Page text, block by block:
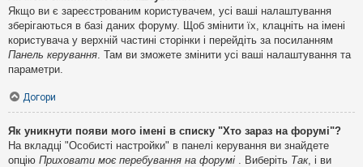
Якщо ви є зареєстрованим користувачем, усі ваші налаштування
зберігаються в базі даних форуму. Щоб змінити їх, клацніть на імені
користувача у верхній частині сторінки і перейдіть за посиланням
Панель керування . Там ви зможете змінити усі ваші налаштування та
параметри.
Догори
Як уникнути появи мого імені в списку "Хто зараз на форумі"?
На вкладці "Особисті настройки" в панелі керування ви знайдете
опцію Приховати моє перебування на форумі . Виберіть Так, і ви